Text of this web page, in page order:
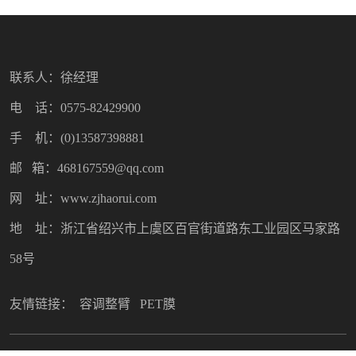
联系人：徐经理
电 话：0575-82429900
手 机：(0)13587398881
邮 箱：468167559@qq.com
网 址：www.zjhaorui.com
地 址：浙江省绍兴市上虞区百官街道路东工业园区马家路
58号
友情链接： 容调整臂 PET膜